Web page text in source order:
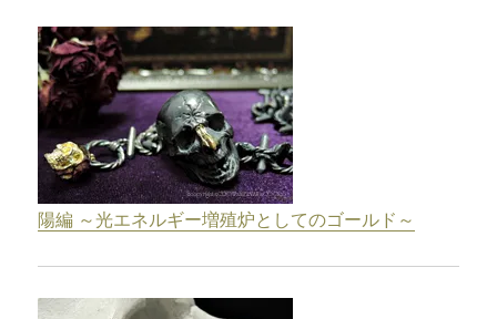
陽編 ～光エネルギー増殖炉としてのゴールド～